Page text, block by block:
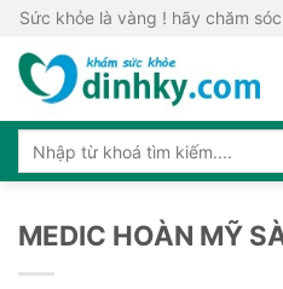
Skip
content
Sức khỏe là vàng ! hãy chăm
MEDIC HOÀN MỸ